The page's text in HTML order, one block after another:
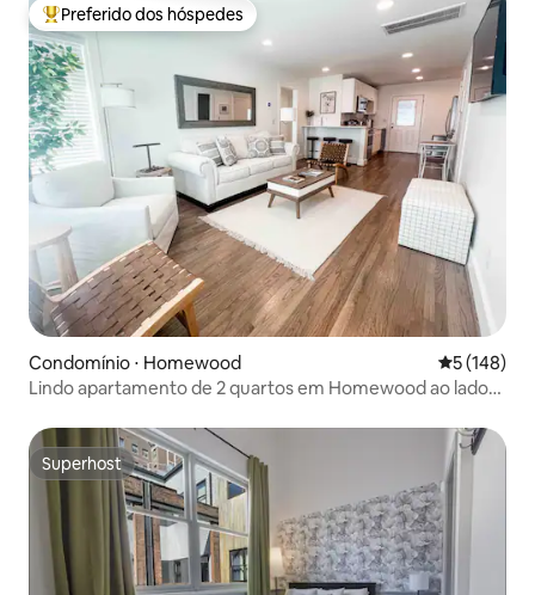
Entre os melhores preferidos dos hóspedes
Preferido dos hóspedes
Condomínio ⋅ Homewood 5 de uma
5 (148)
Lindo apartamento de 2 quartos em Homewood ao lado
Superhost
Superhost